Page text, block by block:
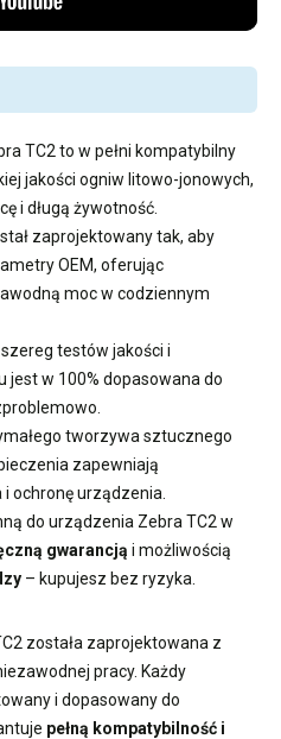
TC2 to w pełni kompatybilny
jakości ogniw litowo-jonowych,
i długą żywotność.
zaprojektowany tak, aby
OEM, oferując
moc w codziennym
testów jakości i
jest w 100% dopasowana do
tworzywa sztucznego
zapewniają
ochronę urządzenia.
do urządzenia Zebra TC2 w
gwarancją i możliwością
– kupujesz bez ryzyka.
została zaprojektowana z
pracy. Każdy
i dopasowany do
pełną kompatybilność i